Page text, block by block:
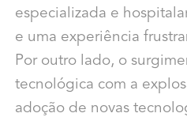
especializada e
e uma experiência
Por outro lado, o
tecnológica com a
adoção de novas